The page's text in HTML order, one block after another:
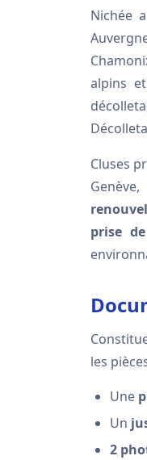
Nichée
alpins
Cluses
prise
les
Une
Un
2